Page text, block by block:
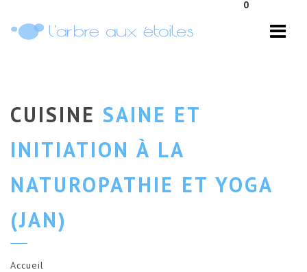
0
CUISINE SAINE ET
INITIATION À LA
NATUROPATHIE ET YOGA
(JAN)
Accueil